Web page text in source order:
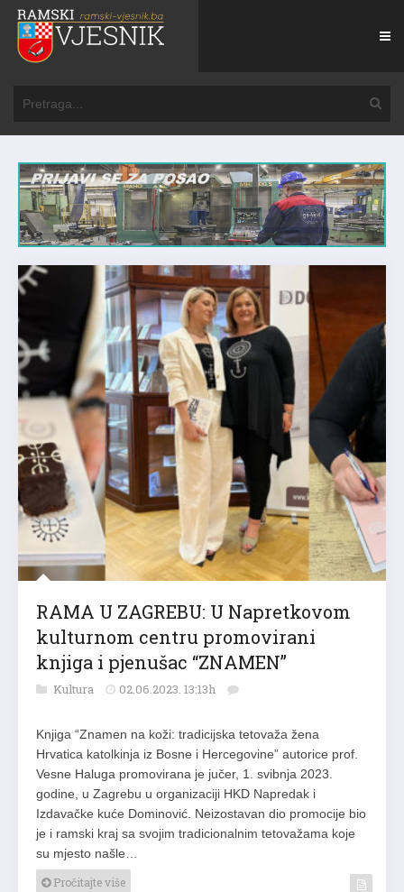
RAMA U ZAGREBU: U Napretkovom
kulturnom centru promovirani
knjiga i pjenušac “ZNAMEN”
Kultura 02.06.2023. 13:13h
Knjiga “Znamen na koži: tradicijska tetovaža žena
Hrvatica katolkinja iz Bosne i Hercegovine” autorice prof.
Vesne Haluga promovirana je jučer, 1. svibnja 2023.
godine, u Zagrebu u organizaciji HKD Napredak i
Izdavačke kuće Dominović. Neizostavan dio promocije bio
je i ramski kraj sa svojim tradicionalnim tetovažama koje
su mjesto našle…
Pročitajte više